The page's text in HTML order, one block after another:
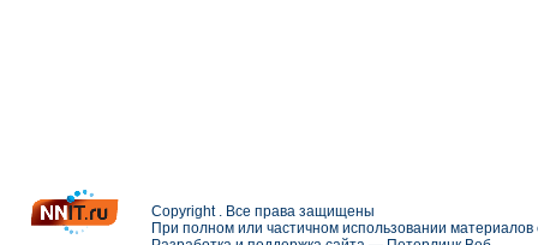
Copyright . Все права защищены
При полном или частичном использовании